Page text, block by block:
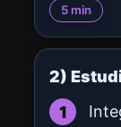
5 min
2)